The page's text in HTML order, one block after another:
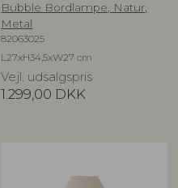
Bubble Bordlampe, Natur,
Metal
82063025
L27xH34,5xW27 cm
Vejl. udsalgspris
1.299,00 DKK